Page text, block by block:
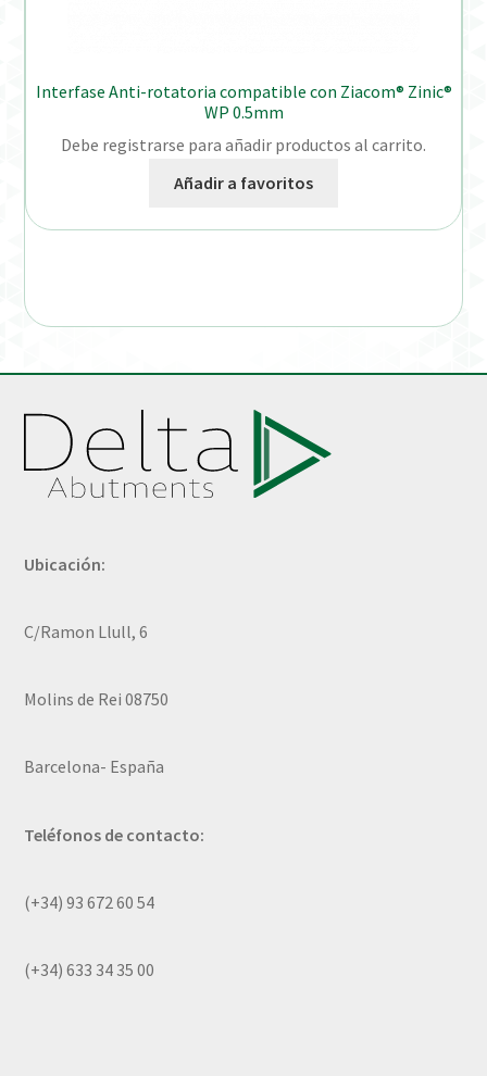
Interfase Anti-rotatoria compatible con Ziacom® Zinic®
WP 0.5mm
Debe registrarse para añadir productos al carrito.
Añadir a favoritos
Ubicación:
C/Ramon Llull, 6
Molins de Rei 08750
Barcelona- España
Teléfonos de contacto:
(+34) 93 672 60 54
(+34) 633 34 35 00